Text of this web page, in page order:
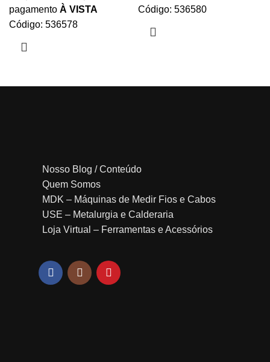
pagamento À VISTA
Código: 536578
Código: 536580
Nosso Blog / Conteúdo
Quem Somos
MDK – Máquinas de Medir Fios e Cabos
USE – Metalurgia e Calderaria
Loja Virtual – Ferramentas e Acessórios